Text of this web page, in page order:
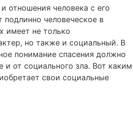
отношения человека с его
человеческое в
имеет не только
но также и социальный. В
понимание спасения должно
и от социального зла. Вот каким
свои социальные